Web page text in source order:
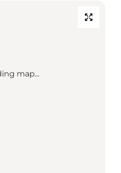
map...